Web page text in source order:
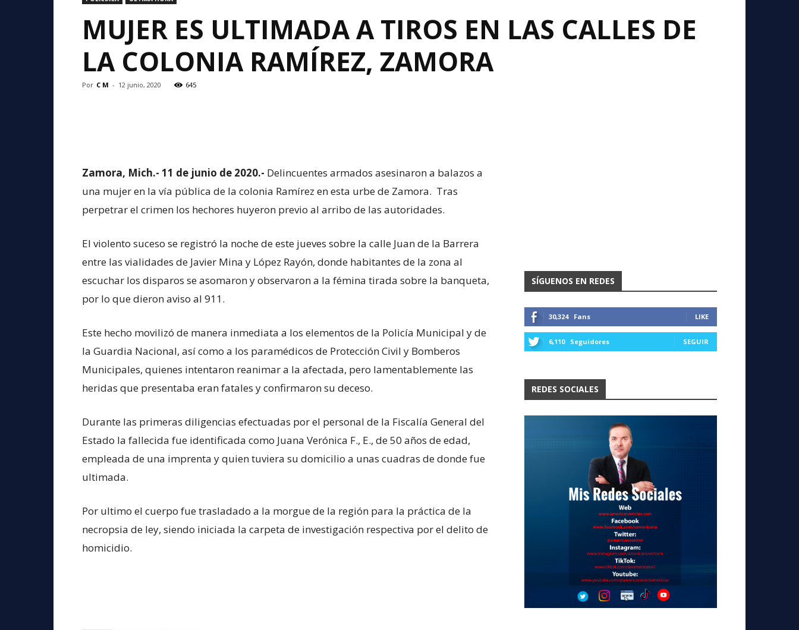
MUJER ES ULTIMADA A TIROS EN LAS CALLES DE
LA COLONIA RAMÍREZ, ZAMORA
Por C M - 12 junio, 2020 645
Zamora, Mich.- 11 de junio de 2020.- Delincuentes armados asesinaron a balazos a
una mujer en la vía pública de la colonia Ramírez en esta urbe de Zamora. Tras
perpetrar el crimen los hechores huyeron previo al arribo de las autoridades.
El violento suceso se registró la noche de este jueves sobre la calle Juan de la Barrera
entre las vialidades de Javier Mina y López Rayón, donde habitantes de la zona al
escuchar los disparos se asomaron y observaron a la fémina tirada sobre la banqueta,
por lo que dieron aviso al 911.
Este hecho movilizó de manera inmediata a los elementos de la Policía Municipal y de
la Guardia Nacional, así como a los paramédicos de Protección Civil y Bomberos
Municipales, quienes intentaron reanimar a la afectada, pero lamentablemente las
heridas que presentaba eran fatales y confirmaron su deceso.
Durante las primeras diligencias efectuadas por el personal de la Fiscalía General del
Estado la fallecida fue identificada como Juana Verónica F., E., de 50 años de edad,
empleada de una imprenta y quien tuviera su domicilio a unas cuadras de donde fue
ultimada.
Por ultimo el cuerpo fue trasladado a la morgue de la región para la práctica de la
necropsia de ley, siendo iniciada la carpeta de investigación respectiva por el delito de
homicidio.
SÍGUENOS EN REDES
30,324 Fans LIKE
6,110 Seguidores SEGUIR
REDES SOCIALES